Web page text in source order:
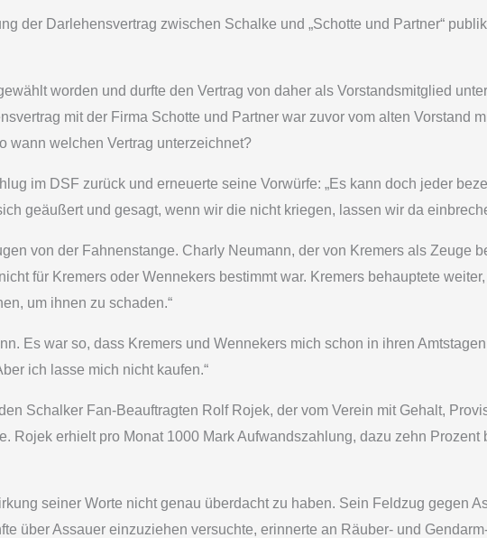
der Darlehensvertrag zwischen Schalke und „Schotte und Partner“
worden und durfte den Vertrag von daher als Vorstandsmitglied
mit der Firma Schotte und Partner war zuvor vom alten Vorstand
wann welchen Vertrag unterzeichnet?
im DSF zurück und erneuerte seine Vorwürfe: „Es kann doch jeder
geäußert und gesagt, wenn wir die nicht kriegen, lassen wir da
von der Fahnenstange. Charly Neumann, der von Kremers als Zeuge
für Kremers oder Wennekers bestimmt war. Kremers behauptete
um ihnen zu schaden.“
Es war so, dass Kremers und Wennekers mich schon in ihren
ich lasse mich nicht kaufen.“
Schalker Fan-Beauftragten Rolf Rojek, der vom Verein mit Gehalt,
Rojek erhielt pro Monat 1000 Mark Aufwandszahlung, dazu zehn
seiner Worte nicht genau überdacht zu haben. Sein Feldzug gegen
über Assauer einzuziehen versuchte, erinnerte an Räuber- und